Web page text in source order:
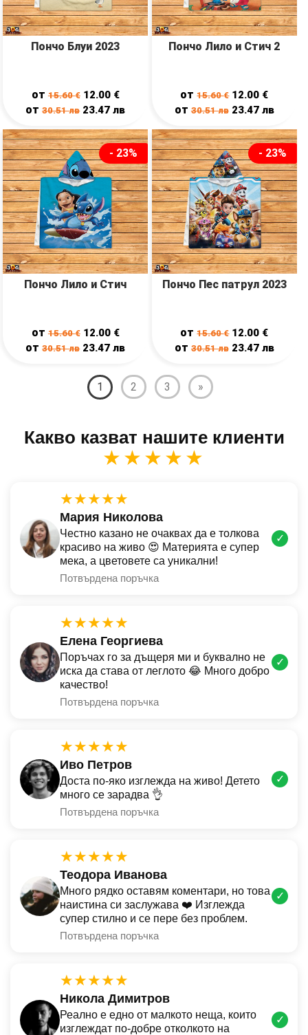
Пончо Блуи 2023
от15.60€ 12.00 €
от30.51лв 23.47лв
Пончо Лило и Стич 2
от15.60€ 12.00 €
от 30.51лв 23.47 лв
- 23%
Пончо Лило и Стич
от15.60€ 12.00 €
от30.51лв 23.47лв
- 23%
Пончо Пес патрул 2023
от15.60€ 12.00 €
от 30.51лв 23.47 лв
1 2 3 »
Какво казват нашите клиенти
★★★★★
★★★★★
Мария Николова
Честно казано не очаквах да е толкова
красиво на живо 😍 Материята е супер
мека, а цветовете са уникални!
Потвърдена поръчка
✓
★★★★★
Елена Георгиева
Поръчах го за дъщеря ми и буквално не
иска да става от леглото 😂 Много добро
качество!
Потвърдена поръчка
✓
★★★★★
Иво Петров
Доста по-яко изглежда на живо! Детето
много се зарадва 👌
Потвърдена поръчка
✓
★★★★★
Теодора Иванова
Много рядко оставям коментари, но това
наистина си заслужава ❤️ Изглежда
супер стилно и се пере без проблем.
Потвърдена поръчка
✓
★★★★★
Никола Димитров
Реално е едно от малкото неща, които
изглеждат по-добре отколкото на
✓